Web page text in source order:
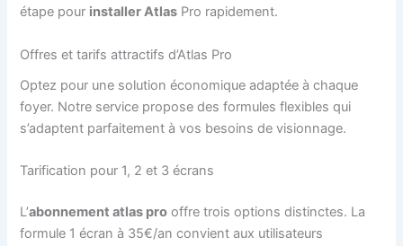
étape pour installer Atlas Pro rapidement.
Offres et tarifs attractifs d’Atlas Pro
Optez pour une solution économique adaptée à chaque
foyer. Notre service propose des formules flexibles qui
s’adaptent parfaitement à vos besoins de visionnage.
Tarification pour 1, 2 et 3 écrans
L’abonnement atlas pro offre trois options distinctes. La
formule 1 écran à 35€/an convient aux utilisateurs